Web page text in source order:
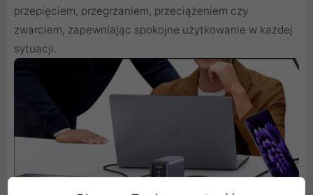
przepięciem, przegrzaniem, przeciążeniem czy
zwarciem, zapewniając spokojne użytkowanie w każdej
sytuacji.